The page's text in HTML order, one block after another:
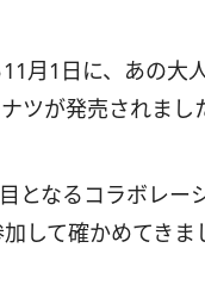
月1日に、あの大
ツが発売されまし
となるコラボレ
して確かめてきま